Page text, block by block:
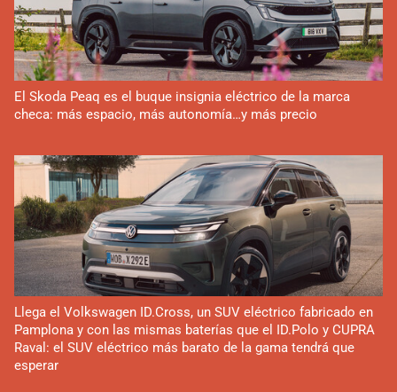
El Skoda Peaq es el buque insignia eléctrico de la marca
checa: más espacio, más autonomía…y más precio
Llega el Volkswagen ID.Cross, un SUV eléctrico fabricado en
Pamplona y con las mismas baterías que el ID.Polo y CUPRA
Raval: el SUV eléctrico más barato de la gama tendrá que
esperar